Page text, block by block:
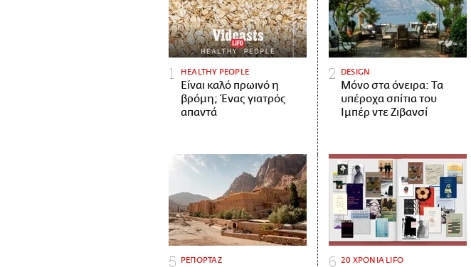
HEALTHY PEOPLE
Είναι καλό πρωινό η
βρόμη; Ένας γιατρός
απαντά
DESIGN
Μόνο στα όνειρα: Τα
υπέροχα σπίτια του
Ιμπέρ ντε Ζιβανσί
ΡΕΠΟΡΤΑΖ 20 ΧΡΟΝΙΑ LIFO